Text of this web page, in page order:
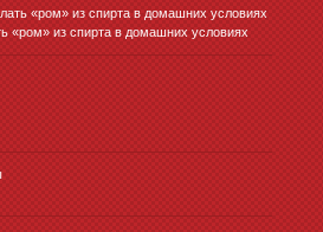
«ром» из спирта в домашних условиях